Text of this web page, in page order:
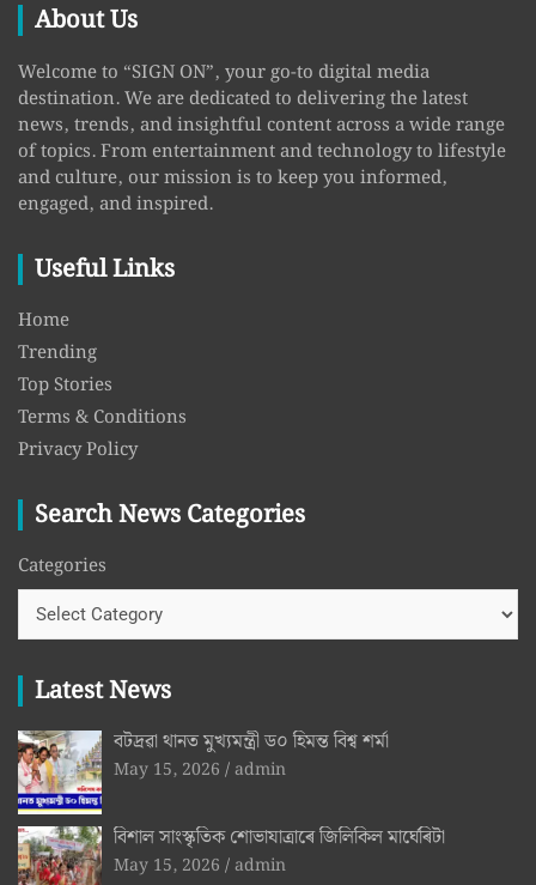
About Us
Welcome to “SIGN ON”, your go-to digital media
destination. We are dedicated to delivering the latest
news, trends, and insightful content across a wide range
of topics. From entertainment and technology to lifestyle
and culture, our mission is to keep you informed,
engaged, and inspired.
Useful Links
Home
Trending
Top Stories
Terms & Conditions
Privacy Policy
Search News Categories
Categories
Latest News
বটদ্ৰৱা থানত মুখ্যমন্ত্ৰী ড০ হিমন্ত বিশ্ব শৰ্মা
May 15, 2026 admin
বিশাল সাংস্কৃতিক শোভাযাত্ৰাৰে জিলিকিল মাৰ্ঘেৰিটা
May 15, 2026 admin